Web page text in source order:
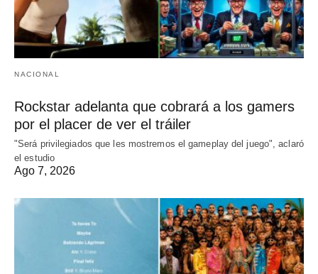
NACIONAL
Rockstar adelanta que cobrará a los gamers
por el placer de ver el tráiler
"Será privilegiados que les mostremos el gameplay del juego", aclaró
el estudio
Ago 7, 2026